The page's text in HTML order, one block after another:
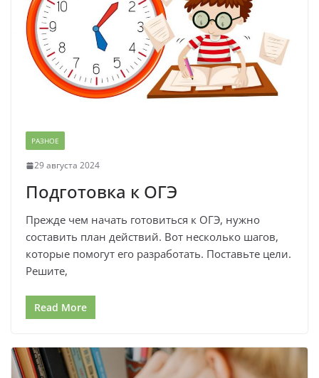
РАЗНОЕ
29 августа 2024
Подготовка к ОГЭ
Прежде чем начать готовиться к ОГЭ, нужно
составить план действий. Вот несколько шагов,
которые помогут его разработать. Поставьте цели.
Решите,
Read More